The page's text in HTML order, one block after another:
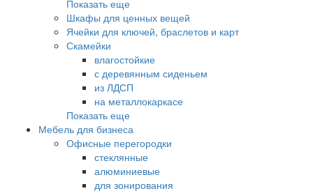
Показать еще
Шкафы для ценных вещей
Ячейки для ключей, браслетов и карт
Скамейки
влагостойкие
с деревянным сиденьем
из ЛДСП
на металлокаркасе
Показать еще
Мебель для бизнеса
Офисные перегородки
стеклянные
алюминиевые
для зонирования